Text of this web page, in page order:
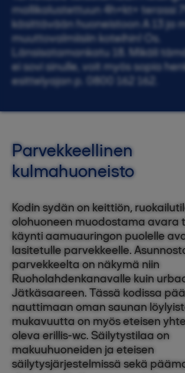
mallikalustettuun 4h+kt+ terassi
käsittävään huoneistoon A 13 ja
muuttovalmiisiin koteihin! Os.
Länsisatamankatu 18. Mikäli
ei sovi sinulle, voit myös sopia
esittelyajan p. 0800 162 162.
Parvekkeellinen
kulmahuoneisto
Kodin sydän on keittiön,
olohuoneen muodostama avara
käynti aamuauringon puolelle
lasitetulle parvekkeelle.
parvekkeelta on näkymä niin
Ruoholahdenkanavalle kuin
Jätkäsaareen. Tässä kodissa
nauttimaan oman saunan
mukavuutta on myös eteisen
oleva erillis-wc. Säilytystilaa on
makuuhuoneiden ja eteisen
säilytysjärjestelmissä sekä